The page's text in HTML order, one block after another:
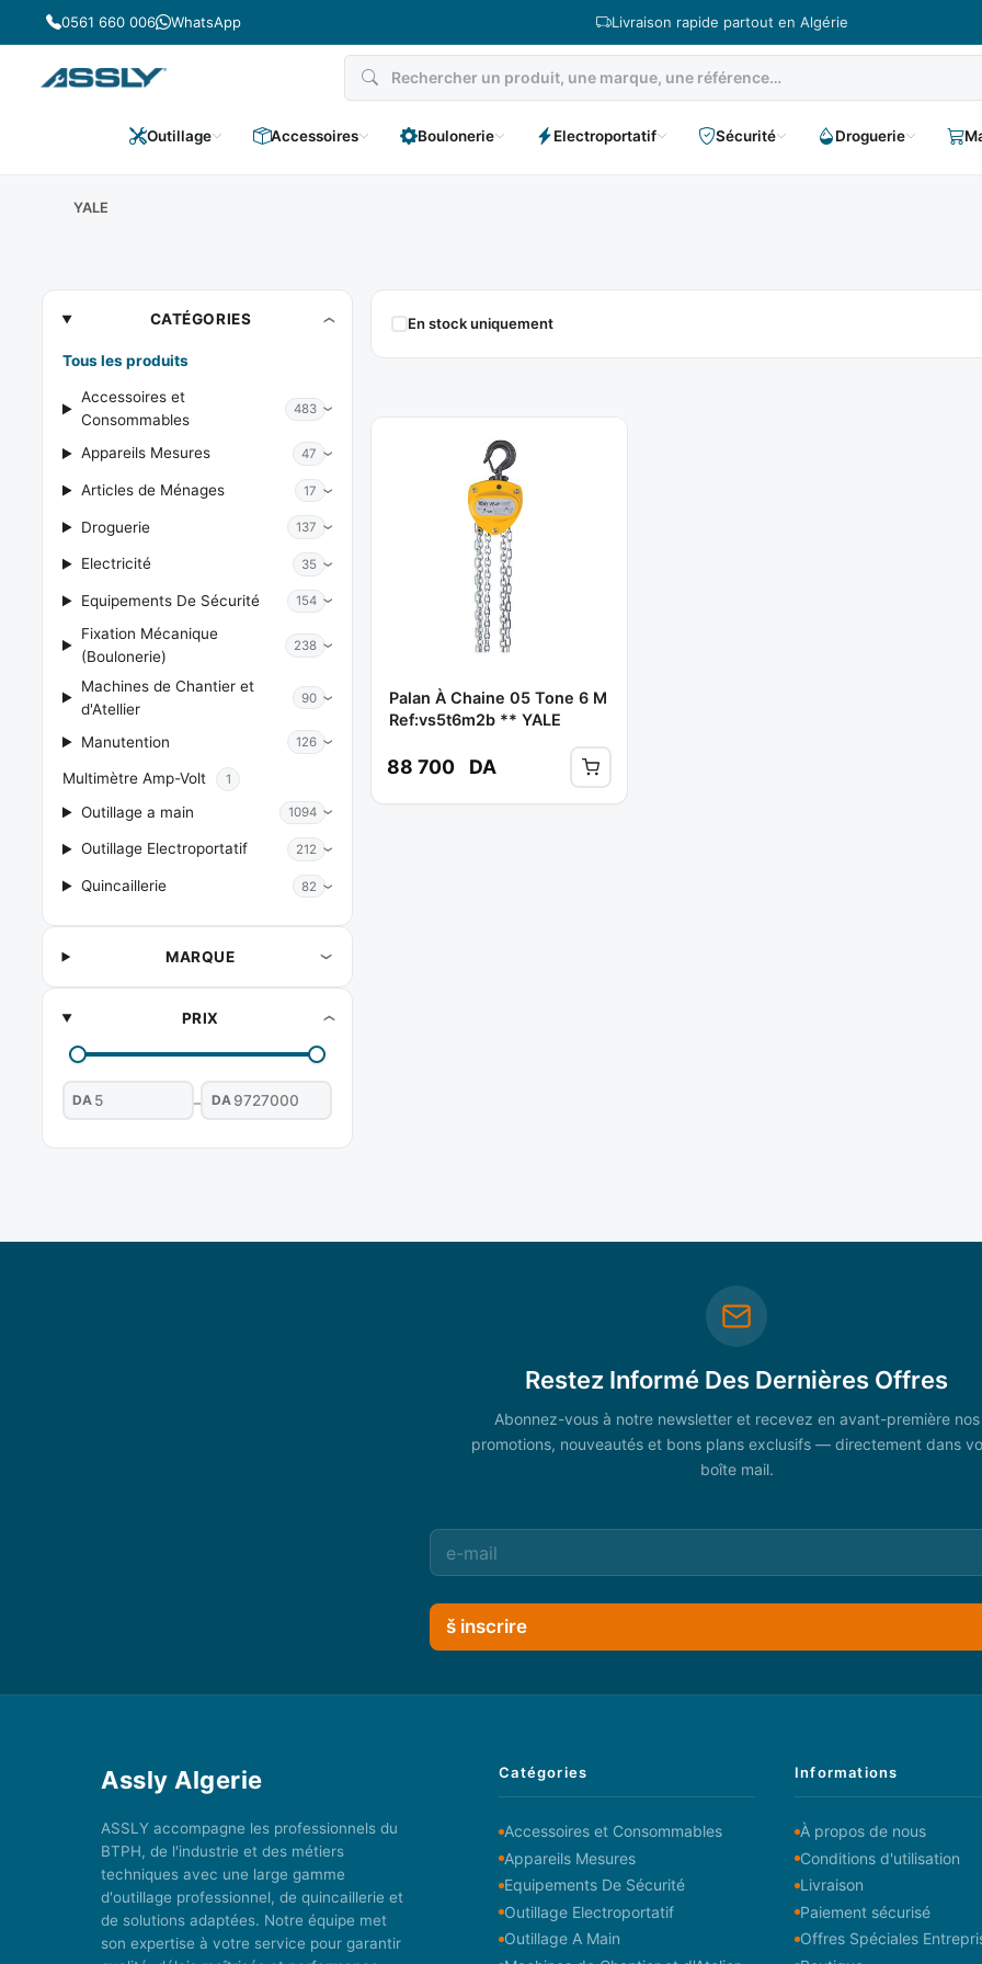
Passer
au
contenu
0561 660 006 WhatsApp Livraison rapide partout en Algérie
Outillage Accessoires Boulonerie Electroportatif Sécurité Droguerie
YALE
YALE CATÉGORIES
Tous les produits
Accessoires et
Consommables
483
Appareils Mesures 47
Articles de Ménages 17
Droguerie 137
Electricité 35
Equipements De Sécurité 154
Fixation Mécanique
(Boulonerie)
238
Machines de Chantier et
d'Atellier
90
Manutention 126
Multimètre Amp-Volt 1
Outillage a main 1094
Outillage Electroportatif 212
Quincaillerie 82
MARQUE
PRIX
DA – DA
En stock uniquement
Palan À Chaine 05 Tone 6 M
Ref:vs5t6m2b ** YALE
88 700 DA
Restez Informé Des Dernières Offres
Abonnez-vous à notre newsletter et recevez en avant-première nos
promotions, nouveautés et bons plans exclusifs — directement dans
boîte mail.
š inscrire
Assly Algerie
ASSLY accompagne les professionnels du
BTPH, de l'industrie et des métiers
techniques avec une large gamme
d'outillage professionnel, de quincaillerie et
de solutions adaptées. Notre équipe met
son expertise à votre service pour garantir
Catégories
Accessoires et Consommables
Appareils Mesures
Equipements De Sécurité
Outillage Electroportatif
Outillage A Main
Informations
À propos de nous
Conditions d'utilisation
Livraison
Paiement sécurisé
Offres Spéciales